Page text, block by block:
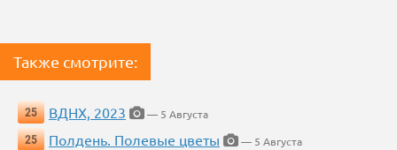
Также смотрите:
25 ВДНХ, 2023
— 5 Августа
25
Полдень. Полевые цветы
— 5 Августа